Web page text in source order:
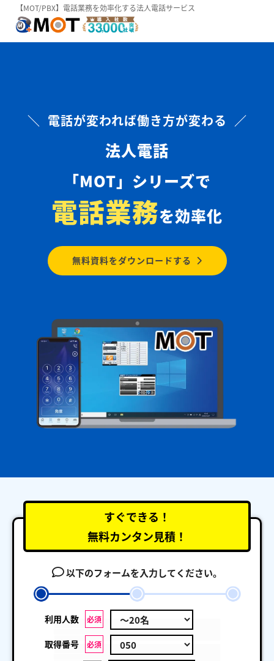
【MOT/PBX】電話業務を効率化する法人電話サービス
＼ 電話が変われば働き方が変わる ／
法人電話
「MOT」シリーズで
電話業務を効率化
無料資料をダウンロードする
すぐできる！
無料カンタン見積！
以下のフォームを入力してください。
利用人数 必須
取得番号 必須